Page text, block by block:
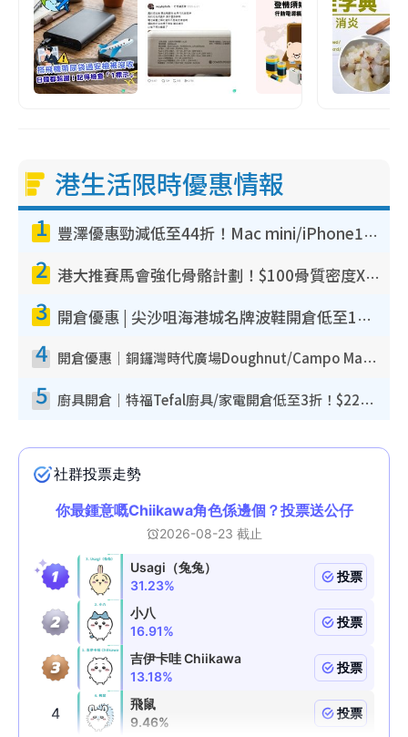
港生活限時優惠情報
1 豐澤優惠勁減低至44折！Mac mini/iPhone17Pro大減價！廚房家電$220起
2 港大推賽馬會強化骨骼計劃！$100骨質密度X光檢查 完成免費運動訓練送超市禮券！附參加資格
3 開倉優惠 | 尖沙咀海港城名牌波鞋開倉低至1折！On鞋$899起／Joy&Peace鞋履$98起
4 開倉優惠｜銅鑼灣時代廣場Doughnut/Campo Marzio開倉低至1折！背囊、書包、手袋劈價$200起
5 廚具開倉｜特福Tefal廚具/家電開倉低至3折！$220起買平底鍋/炒鑊/湯煲！電飯煲/吸塵機/燙斗$418起